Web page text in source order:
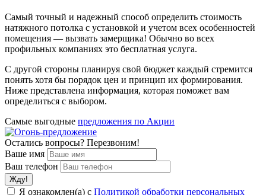
Самый точный и надежный способ определить стоимость
натяжного потолка с установкой и учетом всех особенностей
помещения — вызвать замерщика! Обычно во всех
профильных компаниях это бесплатная услуга.
С другой стороны планируя свой бюджет каждый стремится
понять хотя бы порядок цен и принцип их формирования.
Ниже представлена информация, которая поможет вам
определиться с выбором.
Самые выгодные предложения по Акции
Остались вопросы? Перезвоним!
Ваше имя
Ваш телефон
Я ознакомлен(а) с Политикой обработки персональных